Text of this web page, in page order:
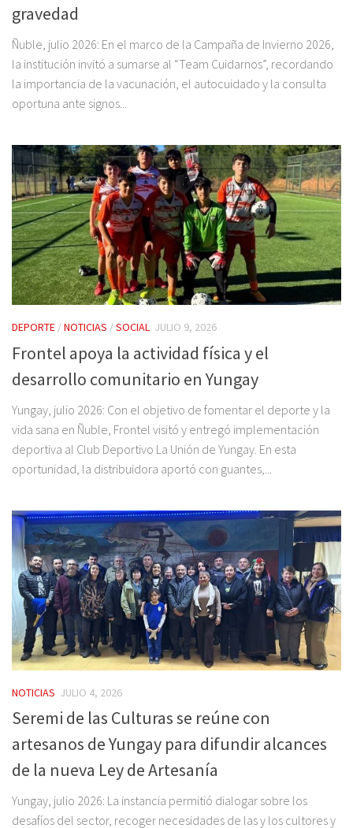
gravedad
Ñuble, julio 2026: En el marco de la Campaña de Invierno 2026,
la institución invitó a sumarse al “Team Cuidarnos”, recordando
la importancia de la vacunación, el autocuidado y la consulta
oportuna ante signos...
DEPORTE /NOTICIAS /SOCIAL JULIO 9, 2026
Frontel apoya la actividad física y el
desarrollo comunitario en Yungay
Yungay, julio 2026: Con el objetivo de fomentar el deporte y la
vida sana en Ñuble, Frontel visitó y entregó implementación
deportiva al Club Deportivo La Unión de Yungay. En esta
oportunidad, la distribuidora aportó con guantes,...
NOTICIAS JULIO 4, 2026
Seremi de las Culturas se reúne con
artesanos de Yungay para difundir alcances
de la nueva Ley de Artesanía
Yungay, julio 2026: La instancia permitió dialogar sobre los
desafíos del sector, recoger necesidades de las y los cultores y